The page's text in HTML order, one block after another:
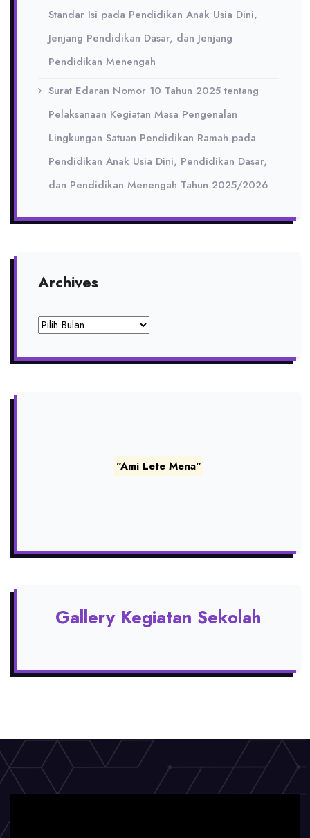
Standar Isi pada Pendidikan Anak Usia Dini,
Jenjang Pendidikan Dasar, dan Jenjang
Pendidikan Menengah
Surat Edaran Nomor 10 Tahun 2025 tentang
Pelaksanaan Kegiatan Masa Pengenalan
Lingkungan Satuan Pendidikan Ramah pada
Pendidikan Anak Usia Dini, Pendidikan Dasar,
dan Pendidikan Menengah Tahun 2025/2026
Archives
Archives
"Ami Lete Mena"
Gallery Kegiatan Sekolah